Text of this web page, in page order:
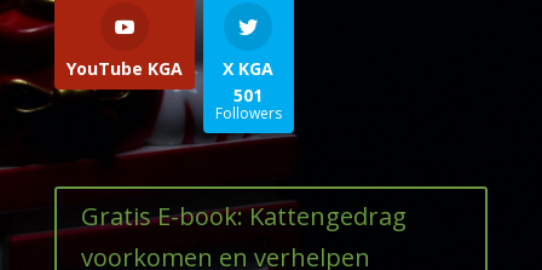
YouTube KGA
X KGA
501
Followers
Gratis E-book: Kattengedrag
voorkomen en verhelpen